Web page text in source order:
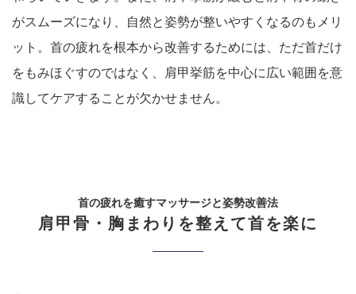
がスムーズになり、自然と姿勢が整いやすくなるのもメリ
ット。首の疲れを根本から改善するためには、ただ首だけ
をもみほぐすのではなく、肩甲挙筋を中心に広い範囲を意
識してケアすることが欠かせません。
首の疲れを癒すマッサージと姿勢改善法
肩甲骨・胸まわりを整えて首を楽に